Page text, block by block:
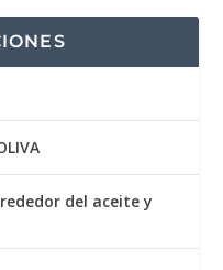
del aceite y